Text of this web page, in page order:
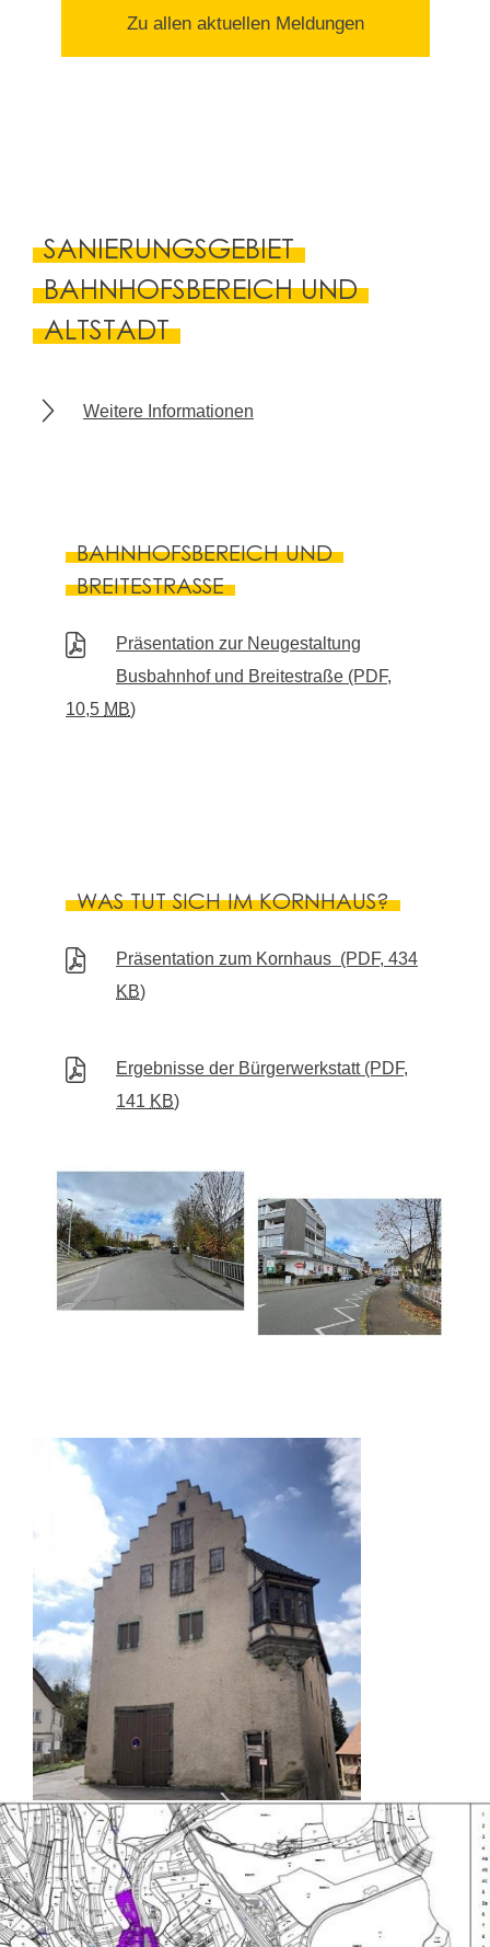
Zu allen aktuellen Meldungen
SANIERUNGSGEBIET
BAHNHOFSBEREICH UND
ALTSTADT
Weitere Informationen
BAHNHOFSBEREICH UND
BREITESTRASSE
Präsentation zur Neugestaltung
Busbahnhof und Breitestraße (PDF,
10,5 MB)
WAS TUT SICH IM KORNHAUS?
Präsentation zum Kornhaus (PDF, 434
KB)
Ergebnisse der Bürgerwerkstatt(PDF,
141 KB)